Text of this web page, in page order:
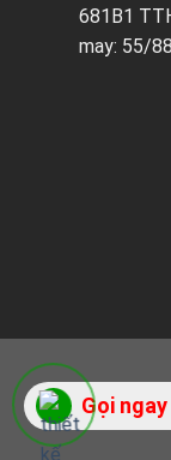
681B1
may: 55/
Gọi